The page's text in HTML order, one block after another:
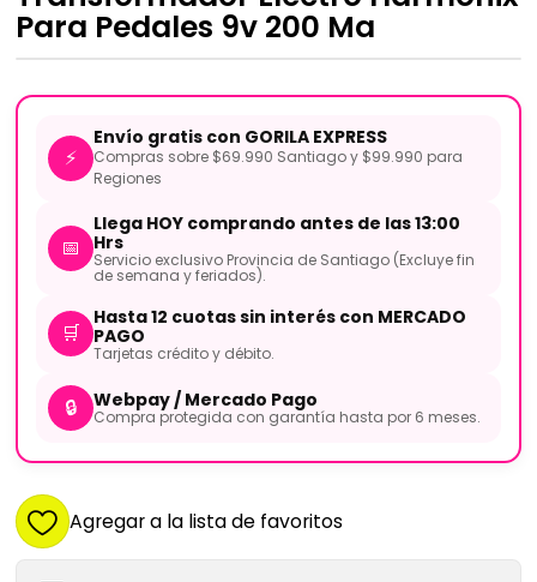
Para Pedales 9v 200 Ma
⚡
Envío gratis con GORILA EXPRESS
Compras sobre $69.990 Santiago y $99.990 para
Regiones
📅
Llega HOY comprando antes de las 13:00
Hrs
Servicio exclusivo Provincia de Santiago (Excluye fin
de semana y feriados).
🛒
Hasta 12 cuotas sin interés con MERCADO
PAGO
Tarjetas crédito y débito.
🔒 Webpay / Mercado Pago
Compra protegida con garantía hasta por 6 meses.
Agregar a la lista de favoritos